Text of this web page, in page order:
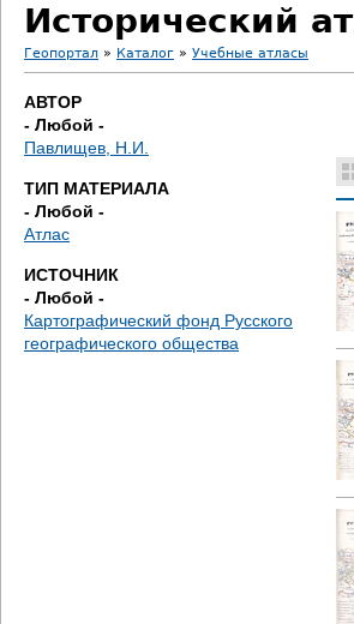
Исторический
В
ы
з
д
е
с
Геопортал » Каталог » Учебные атласы
АВТОР
- Любой -
Павлищев, Н.И.
ТИП МАТЕРИАЛА
- Любой -
Атлас
ИСТОЧНИК
- Любой -
Картографический фонд Русского
географического общества